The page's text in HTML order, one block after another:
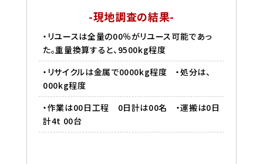
-現地調査の結果-
・リユースは全量の00％がリユース可能であっ
た。重量換算すると、9500kg程度
・リサイクルは金属で0000kg程度 ・処分は、
000kg程度
・作業は00日工程 0日計は00名 ・運搬は0日
計4t 00台